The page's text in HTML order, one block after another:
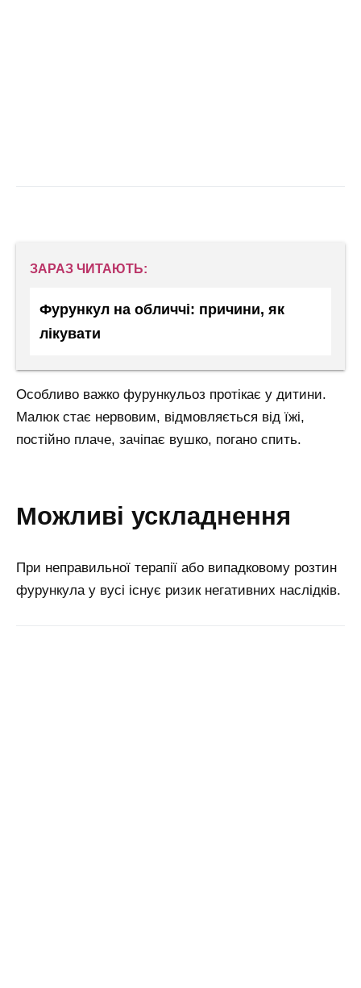
ЗАРАЗ ЧИТАЮТЬ:
Фурункул на обличчі: причини, як
лікувати
Особливо важко фурункульоз протікає у дитини.
Малюк стає нервовим, відмовляється від їжі,
постійно плаче, зачіпає вушко, погано спить.
можливі ускладнення
При неправильної терапії або випадковому розтин
фурункула у вусі існує ризик негативних наслідків.